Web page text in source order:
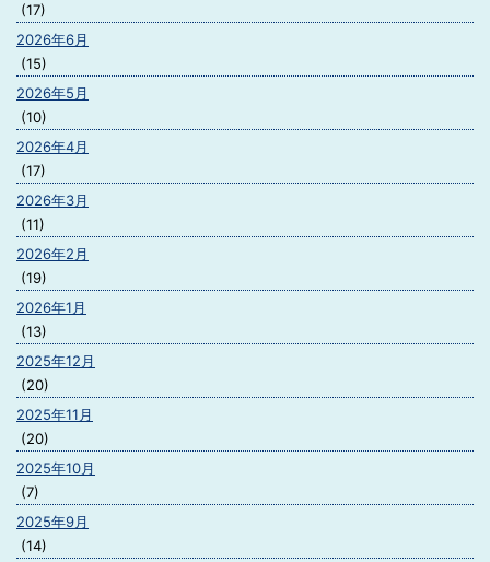
(17)
2026年6月
(15)
2026年5月
(10)
2026年4月
(17)
2026年3月
(11)
2026年2月
(19)
2026年1月
(13)
2025年12月
(20)
2025年11月
(20)
2025年10月
(7)
2025年9月
(14)